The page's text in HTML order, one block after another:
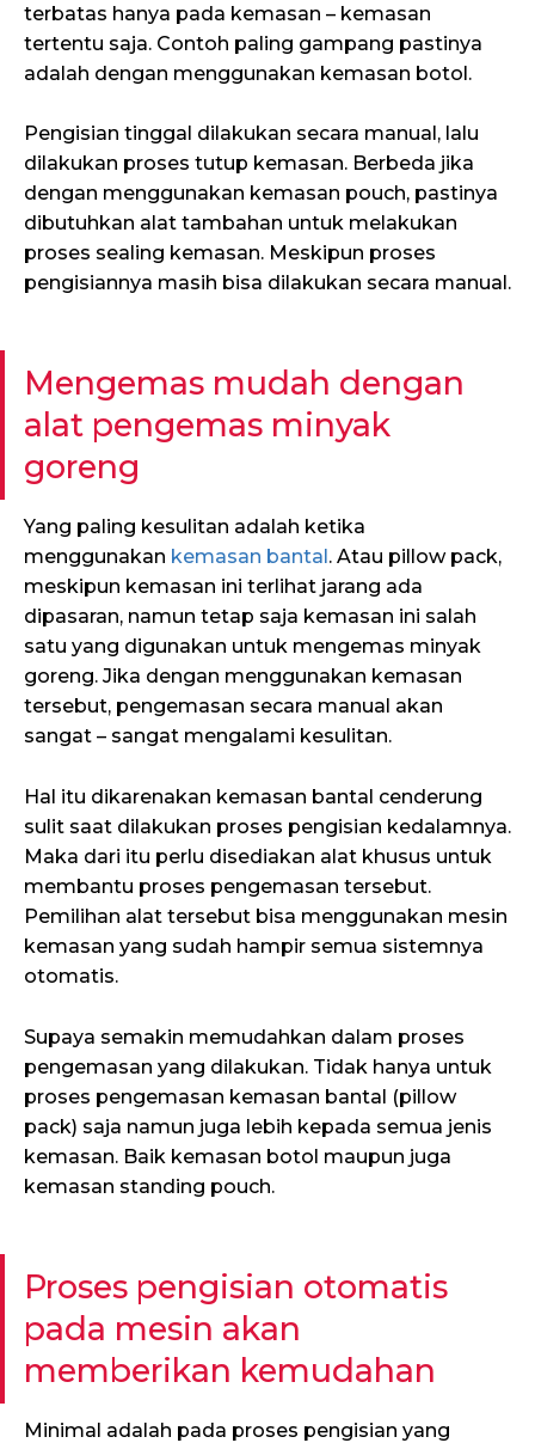
terbatas hanya pada kemasan – kemasan
tertentu saja. Contoh paling gampang pastinya
adalah dengan menggunakan kemasan botol.
Pengisian tinggal dilakukan secara manual, lalu
dilakukan proses tutup kemasan. Berbeda jika
dengan menggunakan kemasan pouch, pastinya
dibutuhkan alat tambahan untuk melakukan
proses sealing kemasan. Meskipun proses
pengisiannya masih bisa dilakukan secara manual.
Mengemas mudah dengan
alat pengemas minyak
goreng
Yang paling kesulitan adalah ketika
menggunakan kemasan bantal . Atau pillow pack,
meskipun kemasan ini terlihat jarang ada
dipasaran, namun tetap saja kemasan ini salah
satu yang digunakan untuk mengemas minyak
goreng. Jika dengan menggunakan kemasan
tersebut, pengemasan secara manual akan
sangat – sangat mengalami kesulitan.
Hal itu dikarenakan kemasan bantal cenderung
sulit saat dilakukan proses pengisian kedalamnya.
Maka dari itu perlu disediakan alat khusus untuk
membantu proses pengemasan tersebut.
Pemilihan alat tersebut bisa menggunakan mesin
kemasan yang sudah hampir semua sistemnya
otomatis.
Supaya semakin memudahkan dalam proses
pengemasan yang dilakukan. Tidak hanya untuk
proses pengemasan kemasan bantal (pillow
pack) saja namun juga lebih kepada semua jenis
kemasan. Baik kemasan botol maupun juga
kemasan standing pouch.
Proses pengisian otomatis
pada mesin akan
memberikan kemudahan
Minimal adalah pada proses pengisian yang